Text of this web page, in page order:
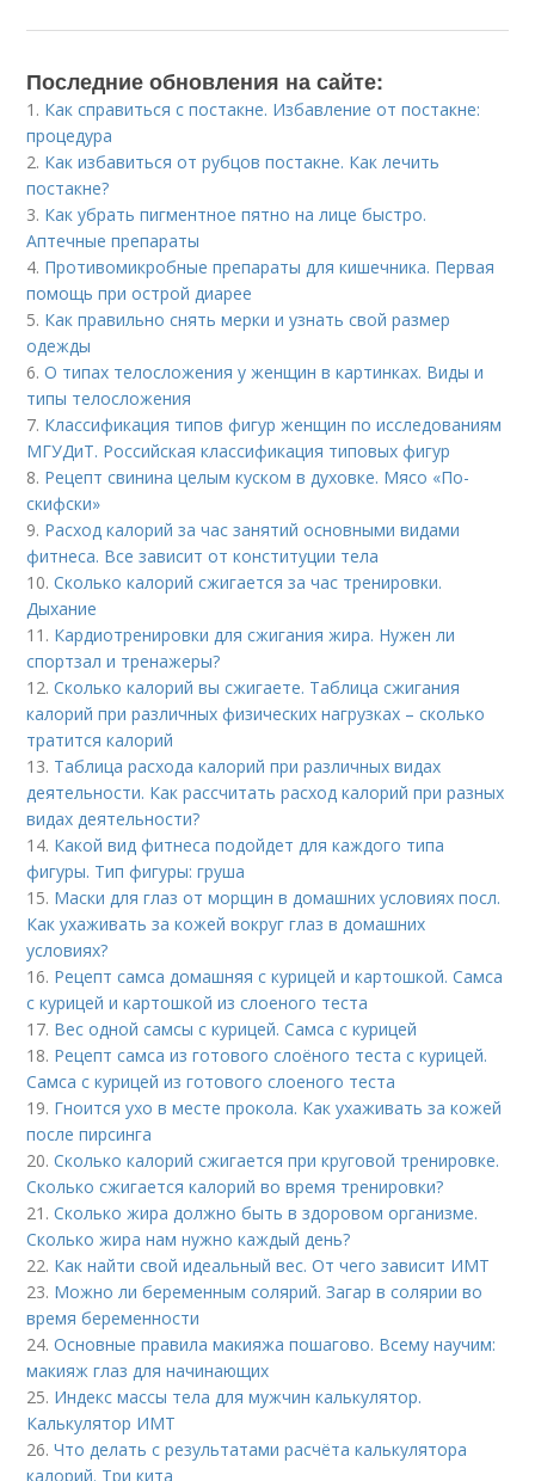
Последние обновления на сайте:
1. Как справиться с постакне. Избавление от постакне:
процедура
2. Как избавиться от рубцов постакне. Как лечить
постакне?
3. Как убрать пигментное пятно на лице быстро.
Аптечные препараты
4. Противомикробные препараты для кишечника. Первая
помощь при острой диарее
5. Как правильно снять мерки и узнать свой размер
одежды
6.О типах телосложения у женщин в картинках. Виды и
типы телосложения
7. Классификация типов фигур женщин по исследованиям
МГУДиТ. Российская классификация типовых фигур
8. Рецепт свинина целым куском в духовке. Мясо «По-
скифски»
9. Расход калорий за час занятий основными видами
фитнеса. Все зависит от конституции тела
10.Сколько калорий сжигается за час тренировки.
Дыхание
11. Кардиотренировки для сжигания жира. Нужен ли
спортзал и тренажеры?
12.Сколько калорий вы сжигаете. Таблица сжигания
калорий при различных физических нагрузках – сколько
тратится калорий
13. Таблица расхода калорий при различных видах
деятельности. Как рассчитать расход калорий при разных
видах деятельности?
14. Какой вид фитнеса подойдет для каждого типа
фигуры. Тип фигуры: груша
15. Маски для глаз от морщин в домашних условиях посл.
Как ухаживать за кожей вокруг глаз в домашних
условиях?
16. Рецепт самса домашняя с курицей и картошкой. Самса
с курицей и картошкой из слоеного теста
17. Вес одной самсы с курицей. Самса с курицей
18. Рецепт самса из готового слоёного теста с курицей.
Самса с курицей из готового слоеного теста
19. Гноится ухо в месте прокола. Как ухаживать за кожей
после пирсинга
20.Сколько калорий сжигается при круговой тренировке.
Сколько сжигается калорий во время тренировки?
21.Сколько жира должно быть в здоровом организме.
Сколько жира нам нужно каждый день?
22. Как найти свой идеальный вес. От чего зависит ИМТ
23. Можно ли беременным солярий. Загар в солярии во
время беременности
24.Основные правила макияжа пошагово. Всему научим:
макияж глаз для начинающих
25. Индекс массы тела для мужчин калькулятор.
Калькулятор ИМТ
26.Что делать с результатами расчёта калькулятора
калорий. Три кита